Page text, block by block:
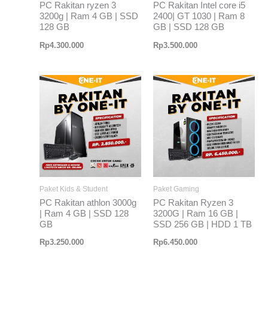
PC Rakitan ryzen 3
3200g | Ram 4 GB | SSD
128 GB
Rp4.300.000
PC Rakitan Intel core i5
2400| GT 1030 | Ram 8
GB | SSD 128 GB
Rp3.500.000
Paket Kids & Student
PC Rakitan athlon 3000g
| Ram 4 GB | SSD 128
GB
Rp3.250.000
Paket Gaming
PC Rakitan Ryzen 3
3200G | Ram 16 GB |
SSD 256 GB | HDD 1 TB
Rp6.450.000